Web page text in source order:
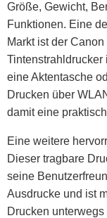
Größe, Gewicht,
Funktionen. Eine
Markt ist der
Tintenstrahldrucker
eine Aktentasche
Drucken über
damit eine
Eine weitere
Dieser tragbare
seine
Ausdrucke und ist
Drucken